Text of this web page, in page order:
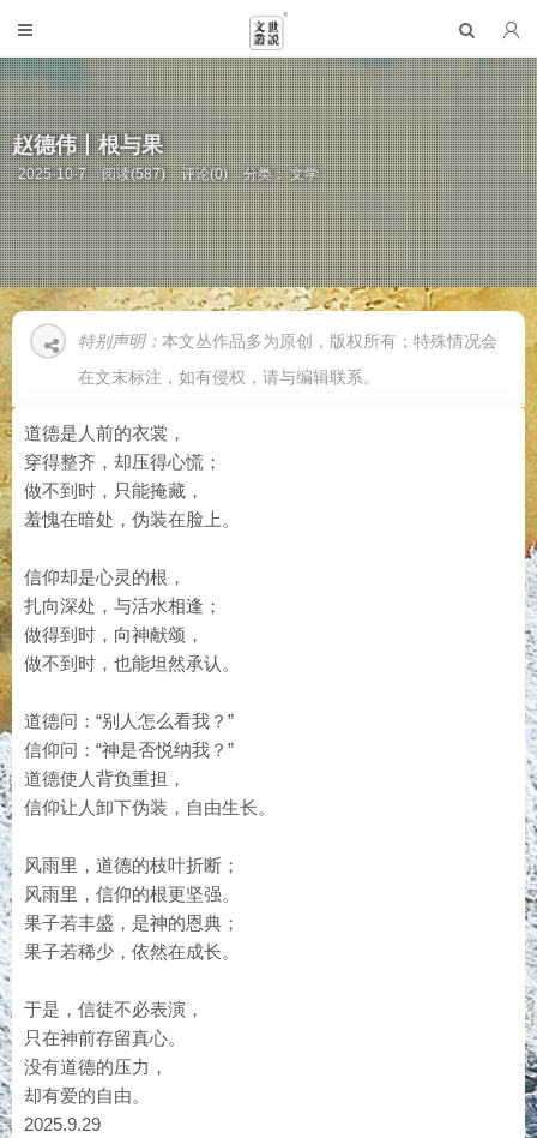
赵德伟丨根与果
2025-10-7 阅读(587) 评论(0) 分类：文学
特别声明： 本文丛作品多为原创，版权所有；特殊情况会
在文末标注，如有侵权，请与编辑联系。
道德是人前的衣裳，
穿得整齐，却压得心慌；
做不到时，只能掩藏，
羞愧在暗处，伪装在脸上。
信仰却是心灵的根，
扎向深处，与活水相逢；
做得到时，向神献颂，
做不到时，也能坦然承认。
道德问：“别人怎么看我？”
信仰问：“神是否悦纳我？”
道德使人背负重担，
信仰让人卸下伪装，自由生长。
风雨里，道德的枝叶折断；
风雨里，信仰的根更坚强。
果子若丰盛，是神的恩典；
果子若稀少，依然在成长。
于是，信徒不必表演，
只在神前存留真心。
没有道德的压力，
却有爱的自由。
2025.9.29